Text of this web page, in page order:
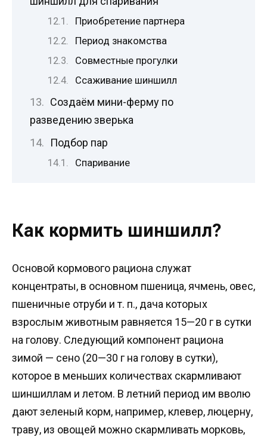
Приобретение партнера
Период знакомства
Совместные прогулки
Ссаживание шиншилл
Создаём мини-ферму по
разведению зверька
Подбор пар
Спаривание
Как кормить шиншилл?
Основой кормового рациона служат
концентраты, в основном пшеница, ячмень, овес,
пшеничные отруби и т. п., дача которых
взрослым животным равняется 15—20 г в сутки
на голову. Следующий компонент рациона
зимой — сено (20—30 г на голову в сутки),
которое в меньших количествах скармливают
шиншиллам и летом. В летний период им вволю
дают зеленый корм, например, клевер, люцерну,
траву, из овощей можно скармливать морковь,